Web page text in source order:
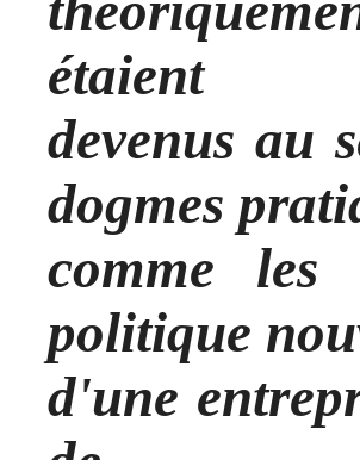
étaient
devenus au
dogmes
comme
politique
d'une